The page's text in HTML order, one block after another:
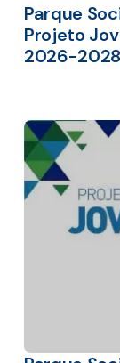
Parque
Projeto
2026-2028